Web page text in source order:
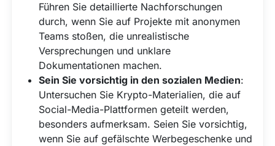
Führen Sie detaillierte Nachforschungen
durch, wenn Sie auf Projekte mit anonymen
Teams stoßen, die unrealistische
Versprechungen und unklare
Dokumentationen machen.
Sein Sie vorsichtig in den sozialen Medien:
Untersuchen Sie Krypto-Materialien, die auf
Social-Media-Plattformen geteilt werden,
besonders aufmerksam. Seien Sie vorsichtig,
wenn Sie auf gefälschte Werbegeschenke und